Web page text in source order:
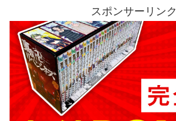
スポンサーリンク